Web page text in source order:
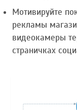
Мотивируйте
рекламы
видеокамеры
страничках